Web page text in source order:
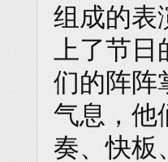
组成的表
上了节日
们的阵阵
气息，他
奏、快板